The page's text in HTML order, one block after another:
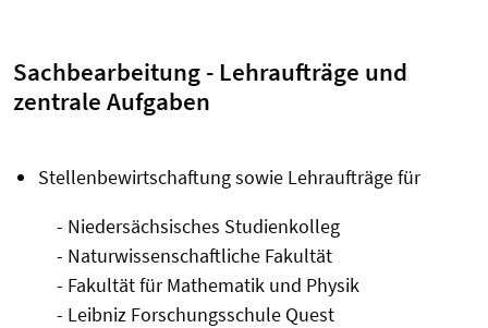
Sachbearbeitung - Lehraufträge und
zentrale Aufgaben
Stellenbewirtschaftung sowie Lehraufträge für
- Niedersächsisches Studienkolleg
- Naturwissenschaftliche Fakultät
- Fakultät für Mathematik und Physik
- Leibniz Forschungsschule Quest